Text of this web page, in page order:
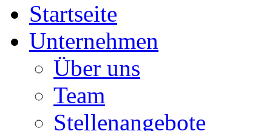
Startseite
Unternehmen
Über uns
Team
Stellenangebote